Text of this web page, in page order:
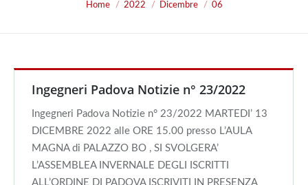
Home 2022 Dicembre 06
Ingegneri Padova Notizie n° 23/2022
Ingegneri Padova Notizie n° 23/2022 MARTEDI’ 13
DICEMBRE 2022 alle ORE 15.00 presso L’AULA
MAGNA di PALAZZO BO , SI SVOLGERA’
L’ASSEMBLEA INVERNALE DEGLI ISCRITTI
ALL’ORDINE DI PADOVA ISCRIVITI IN PRESENZA